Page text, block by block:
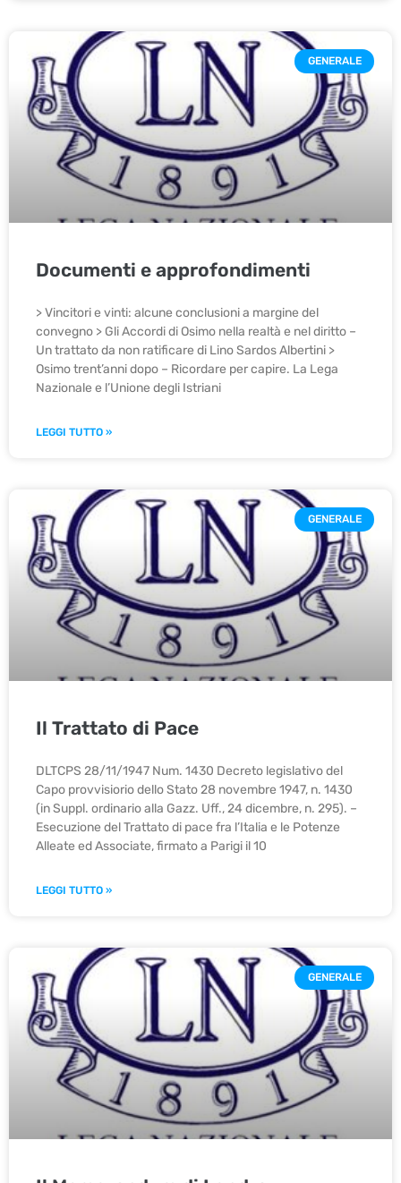
GENERALE
Documenti e approfondimenti
> Vincitori e vinti: alcune conclusioni a margine del
convegno > Gli Accordi di Osimo nella realtà e nel diritto –
Un trattato da non ratificare di Lino Sardos Albertini >
Osimo trent’anni dopo – Ricordare per capire. La Lega
Nazionale e l’Unione degli Istriani
LEGGI TUTTO »
GENERALE
Il Trattato di Pace
DLTCPS 28/11/1947 Num. 1430 Decreto legislativo del
Capo provvisiorio dello Stato 28 novembre 1947, n. 1430
(in Suppl. ordinario alla Gazz. Uff., 24 dicembre, n. 295). –
Esecuzione del Trattato di pace fra l’Italia e le Potenze
Alleate ed Associate, firmato a Parigi il 10
LEGGI TUTTO »
GENERALE